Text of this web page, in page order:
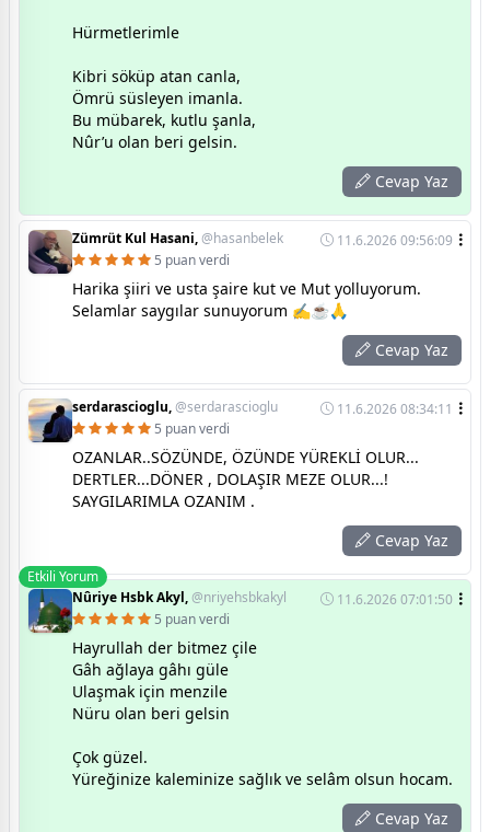
Hürmetlerimle
Kibri söküp atan canla,
Ömrü süsleyen imanla.
Bu mübarek, kutlu şanla,
Nûr’u olan beri gelsin.
Cevap Yaz
Zümrüt Kul Hasani,@hasanbelek
11.6.2026 09:56:09
5 puan verdi
Harika şiiri ve usta şaire kut ve Mut yolluyorum.
Selamlar saygılar sunuyorum ✍️☕🙏
Cevap Yaz
serdarascioglu,@serdarascioglu
11.6.2026 08:34:11
5 puan verdi
OZANLAR..SÖZÜNDE, ÖZÜNDE YÜREKLİ OLUR...
DERTLER...DÖNER , DOLAŞIR MEZE OLUR...!
SAYGILARIMLA OZANIM .
Cevap Yaz
Etkili Yorum
Nûriye Hsbk Akyl,@nriyehsbkakyl
11.6.2026 07:01:50
5 puan verdi
Hayrullah der bitmez çile
Gâh ağlaya gâhı güle
Ulaşmak için menzile
Nüru olan beri gelsin
Çok güzel.
Yüreğinize kaleminize sağlık ve selâm olsun hocam.
Cevap Yaz